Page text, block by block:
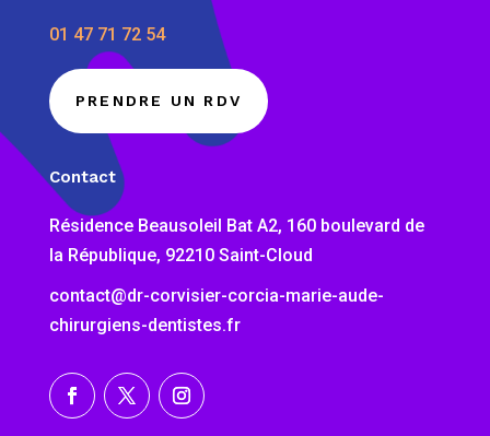
01 47 71 72 54
PRENDRE UN RDV
Contact
Résidence Beausoleil Bat A2, 160 boulevard de
la République, 92210 Saint-Cloud
contact@dr-corvisier-corcia-marie-aude-
chirurgiens-dentistes.fr